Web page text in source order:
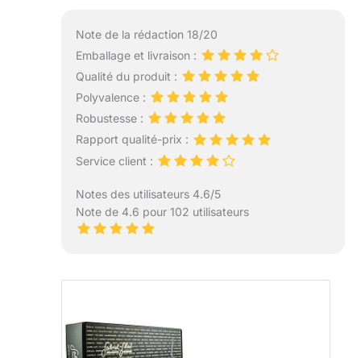
Note de la rédaction 18/20
Emballage et livraison :
Qualité du produit :
Polyvalence :
Robustesse :
Rapport qualité-prix :
Service client :
Notes des utilisateurs 4.6/5
Note de 4.6 pour 102 utilisateurs